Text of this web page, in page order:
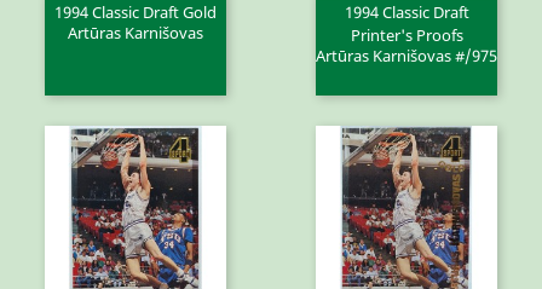
1994 Classic Draft Gold
Artūras Karnišovas
1994 Classic Draft
Printer's Proofs
Artūras Karnišovas #/975